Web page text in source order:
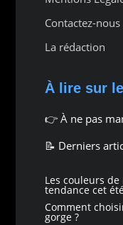
Contactez-nous
La rédaction
À lire sur
👉 À ne pas
📝 Derniers
Les couleurs
tendance cet
Comment
gorge ?